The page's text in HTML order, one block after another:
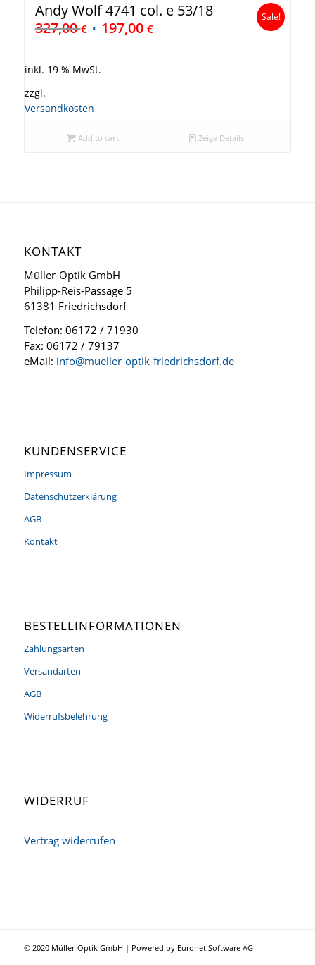
Andy Wolf 4741 col. e 53/18
327,00€ 197,00 €
Sale!
inkl. 19 % MwSt.
zzgl.
Versandkosten
Add to cart Zeige Details
KONTAKT
Müller-Optik GmbH
Philipp-Reis-Passage 5
61381 Friedrichsdorf
Telefon: 06172 / 71930
Fax: 06172 / 79137
eMail: info@mueller-optik-friedrichsdorf.de
KUNDENSERVICE
Impressum
Datenschutzerklärung
AGB
Kontakt
BESTELLINFORMATIONEN
Zahlungsarten
Versandarten
AGB
Widerrufsbelehrung
WIDERRUF
Vertrag widerrufen
© 2020 Müller-Optik GmbH | Powered by Euronet Software AG